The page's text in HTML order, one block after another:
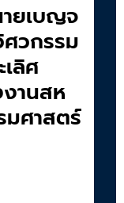
ยเบญจ
วกรรม
ลิศ
านสห
ศาสตร์